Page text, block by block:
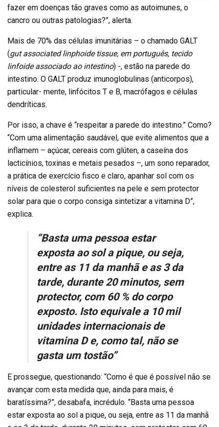
fazer em doenças tão graves como as autoimunes, o
cancro ou outras patologias?”, alerta.
Mais de 70% das células imunitárias – o chamado GALT
(gut associated linphoide tissue, em português, tecido
linfoide associado ao intestino) -, estão na parede do
intestino. O GALT produz imunoglobulinas (anticorpos),
particular- mente, linfócitos T e B, macrófagos e células
dendríticas.
Por isso, a chave é “respeitar a parede do intestino.” Como?
“Com uma alimentação saudável, que evite alimentos que a
inflamem – açúcar, cereais com glúten, a caseína dos
lacticínios, toxinas e metais pesados –, um sono reparador,
a prática de exercício fisco e claro, apanhar sol com os
níveis de colesterol suficientes na pele e sem protector
solar para que o corpo consiga sintetizar a vitamina D”,
explica.
“Basta uma pessoa estar
exposta ao sol a pique, ou seja,
entre as 11 da manhã e as 3 da
tarde, durante 20 minutos, sem
protector, com 60 % do corpo
exposto. Isto equivale a 10 mil
unidades internacionais de
vitamina D e, como tal, não se
gasta um tostão”
E prossegue, questionando: “Como é que é possível não se
avançar com esta medida que, ainda para mais, é
baratíssima?”, desabafa, incrédulo. “Basta uma pessoa
estar exposta ao sol a pique, ou seja, entre as 11 da manhã